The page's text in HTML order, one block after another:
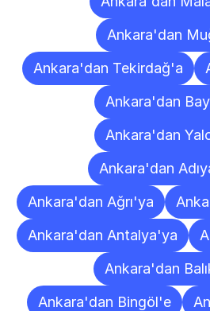
Ankara'dan
Ankara'dan Tekirdağ'a
Ankara'dan
Ankara'dan
Ankara'dan
Ankara'dan Ağrı'ya
Ankara'dan Antalya'ya
Ankara'dan
Ankara'dan Bingöl'e